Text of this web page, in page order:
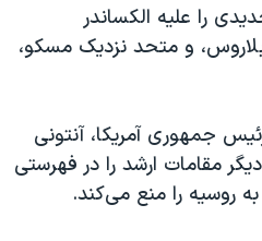
را علیه الکساندر
و متحد نزدیک مسکو،
جمهوری آمریکا، آنتونی
مقامات ارشد را در فهرستی
روسیه را منع می‌کند.